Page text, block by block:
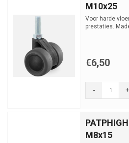
M10x25
Voor harde
prestaties.
€6,50
- +
M8x15